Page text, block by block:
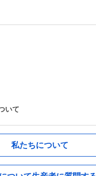
いて
私たちについて